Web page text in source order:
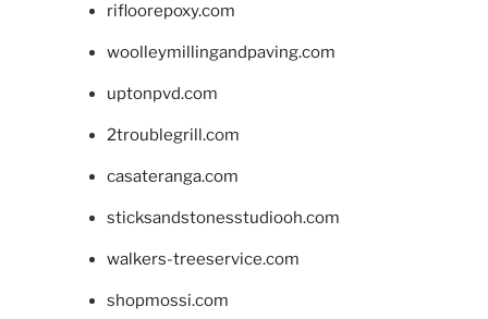
rifloorepoxy.com
woolleymillingandpaving.com
uptonpvd.com
2troublegrill.com
casateranga.com
sticksandstonesstudiooh.com
walkers-treeservice.com
shopmossi.com